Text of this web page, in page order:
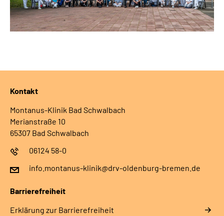
Kontakt
Montanus-Klinik Bad Schwalbach
Merianstraße 10
65307 Bad Schwalbach
06124 58-0
info.montanus-klinik@drv-oldenburg-bremen.de
Barrierefreiheit
Erklärung zur Barrierefreiheit